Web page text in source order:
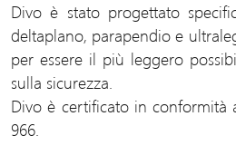
Divo è stato progettato
deltaplano, parapendio e
per essere il più leggero
sulla sicurezza.
Divo è certificato in conformità
966.